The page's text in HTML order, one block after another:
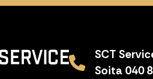
SCT
Soita 040